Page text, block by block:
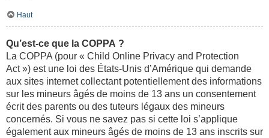
Haut
Qu’est-ce que la COPPA ?
La COPPA (pour « Child Online Privacy and Protection
Act ») est une loi des États-Unis d’Amérique qui demande
aux sites internet collectant potentiellement des informations
sur les mineurs âgés de moins de 13 ans un consentement
écrit des parents ou des tuteurs légaux des mineurs
concernés. Si vous ne savez pas si cette loi s’applique
également aux mineurs âgés de moins de 13 ans inscrits sur